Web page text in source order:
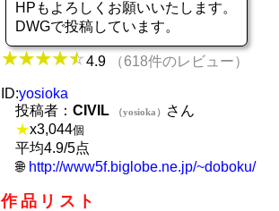
HPもよろしくお願いいたします。
DWGで投稿しています。
4.9 （618件のレビュー）
ID:yosioka
投稿者： CIVIL （yosioka）
さん
★x3,044個
平均4.9/5点
http://www5f.biglobe.ne.jp/~doboku/
作品リスト